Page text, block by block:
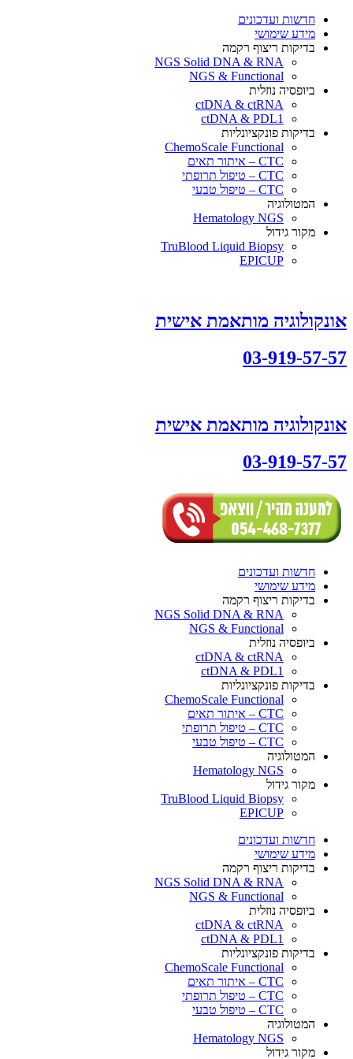
חדשות ועדכונים
מידע שימושי
בדיקות ריצוף רקמה
NGS Solid DNA & RNA
NGS & Functional
ביופסיה נוזלית
ctDNA & ctRNA
ctDNA & PDL1
בדיקות פונקציונליות
ChemoScale Functional
CTC – איתור תאים
CTC – טיפול תרופתי
CTC – טיפול טבעי
המטולוגיה
Hematology NGS
מקור גידול
TruBlood Liquid Biopsy
EPICUP
אונקולוגיה מותאמת אישית
03-919-57-57
אונקולוגיה מותאמת אישית
03-919-57-57
חדשות ועדכונים
מידע שימושי
בדיקות ריצוף רקמה
NGS Solid DNA & RNA
NGS & Functional
ביופסיה נוזלית
ctDNA & ctRNA
ctDNA & PDL1
בדיקות פונקציונליות
ChemoScale Functional
CTC – איתור תאים
CTC – טיפול תרופתי
CTC – טיפול טבעי
המטולוגיה
Hematology NGS
מקור גידול
TruBlood Liquid Biopsy
EPICUP
חדשות ועדכונים
מידע שימושי
בדיקות ריצוף רקמה
NGS Solid DNA & RNA
NGS & Functional
ביופסיה נוזלית
ctDNA & ctRNA
ctDNA & PDL1
בדיקות פונקציונליות
ChemoScale Functional
CTC – איתור תאים
CTC – טיפול תרופתי
CTC – טיפול טבעי
המטולוגיה
Hematology NGS
מקור גידול